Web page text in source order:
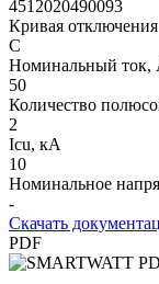
4512020490093
Кривая отключения
C
Номинальный ток,
50
Количество
2
Icu, кА
10
Номинальное
-
Скачать
PDF